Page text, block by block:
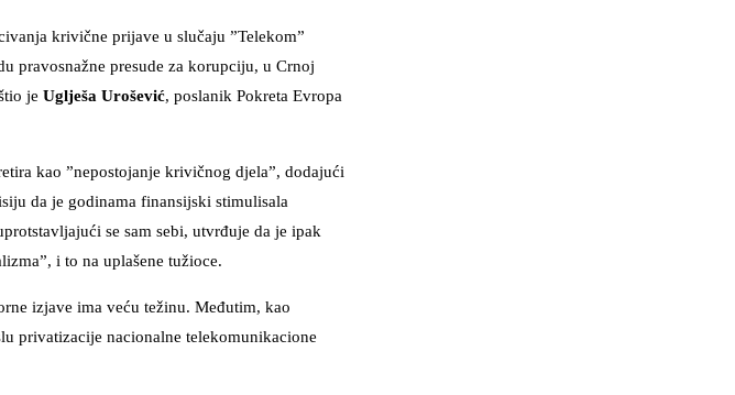
krivične prijave u slučaju ”Telekom”
pravosnažne presude za korupciju, u Crnoj
je Uglješa Urošević, poslanik Pokreta Evropa
kao ”nepostojanje krivičnog djela”, dodajući
da je godinama finansijski stimulisala
se sam sebi, utvrđuje da je ipak
i to na uplašene tužioce.
izjave ima veću težinu. Međutim, kao
privatizacije nacionalne telekomunikacione